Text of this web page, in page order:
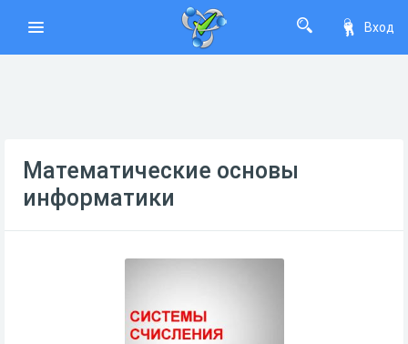
Вход
Математические основы
информатики